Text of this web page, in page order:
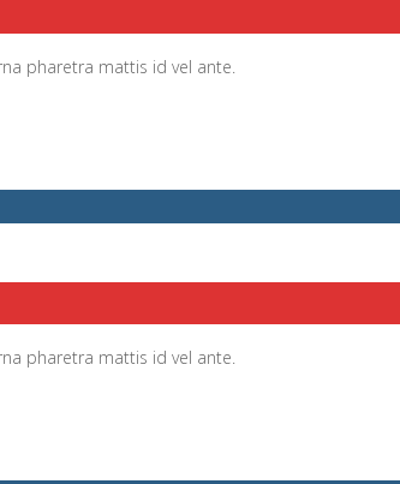
pharetra mattis id vel ante.
pharetra mattis id vel ante.